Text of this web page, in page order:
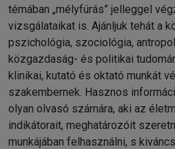
témában „mélyfúrás” jelleggel
vizsgálataikat is. Ajánljuk tehát a
pszichológia, szociológia,
közgazdaság- és politikai
klinikai, kutató és oktató munkát
szakembernek. Hasznos
olyan olvasó számára, aki az
indikátorait, meghatározóit
munkájában felhasználni, s